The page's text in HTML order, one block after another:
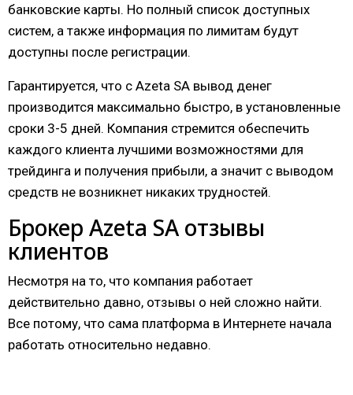
банковские карты. Но полный список доступных
систем, а также информация по лимитам будут
доступны после регистрации.
Гарантируется, что с Azeta SA вывод денег
производится максимально быстро, в установленные
сроки 3-5 дней. Компания стремится обеспечить
каждого клиента лучшими возможностями для
трейдинга и получения прибыли, а значит с выводом
средств не возникнет никаких трудностей.
Брокер Azeta SA отзывы
клиентов
Несмотря на то, что компания работает
действительно давно, отзывы о ней сложно найти.
Все потому, что сама платформа в Интернете начала
работать относительно недавно.